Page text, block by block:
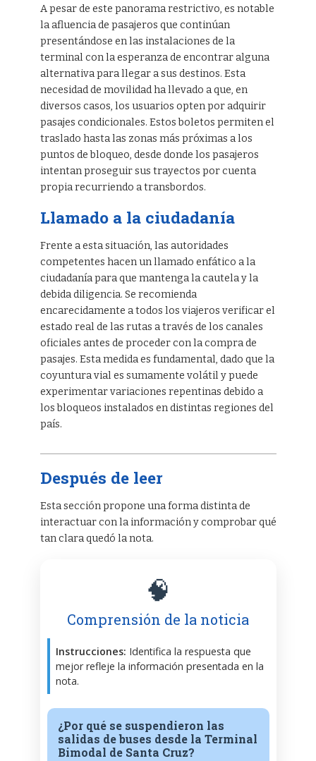
A pesar de este panorama restrictivo, es notable
la afluencia de pasajeros que continúan
presentándose en las instalaciones de la
terminal con la esperanza de encontrar alguna
alternativa para llegar a sus destinos. Esta
necesidad de movilidad ha llevado a que, en
diversos casos, los usuarios opten por adquirir
pasajes condicionales. Estos boletos permiten el
traslado hasta las zonas más próximas a los
puntos de bloqueo, desde donde los pasajeros
intentan proseguir sus trayectos por cuenta
propia recurriendo a transbordos.
Llamado a la ciudadanía
Frente a esta situación, las autoridades
competentes hacen un llamado enfático a la
ciudadanía para que mantenga la cautela y la
debida diligencia. Se recomienda
encarecidamente a todos los viajeros verificar el
estado real de las rutas a través de los canales
oficiales antes de proceder con la compra de
pasajes. Esta medida es fundamental, dado que la
coyuntura vial es sumamente volátil y puede
experimentar variaciones repentinas debido a
los bloqueos instalados en distintas regiones del
país.
Después de leer
Esta sección propone una forma distinta de
interactuar con la información y comprobar qué
tan clara quedó la nota.
🧠
Comprensión de la noticia
Instrucciones: Identifica la respuesta que
mejor refleje la información presentada en la
nota.
¿Por qué se suspendieron las
salidas de buses desde la Terminal
Bimodal de Santa Cruz?